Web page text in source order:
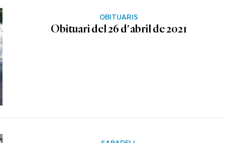
OBITUARIS
Obituari del 26 d'abril de 2021